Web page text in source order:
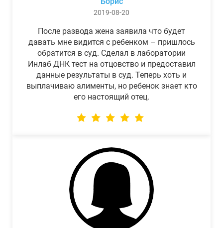
2019-08-20
После развода жена заявила что будет
давать мне видится с ребенком – пришлось
обратится в суд. Сделал в лаборатории
Инлаб ДНК тест на отцовство и предоставил
данные результаты в суд. Теперь хоть и
выплачиваю алименты, но ребенок знает кто
его настоящий отец.